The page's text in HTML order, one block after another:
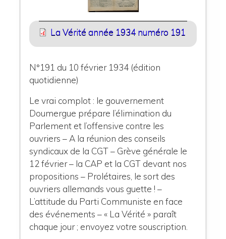
La Vérité année 1934 numéro 191
N°191 du 10 février 1934 (édition
quotidienne)
Le vrai complot : le gouvernement
Doumergue prépare l’élimination du
Parlement et l’offensive contre les
ouvriers – A la réunion des conseils
syndicaux de la CGT – Grève générale le
12 février – la CAP et la CGT devant nos
propositions – Prolétaires, le sort des
ouvriers allemands vous guette ! –
L’attitude du Parti Communiste en face
des événements – « La Vérité » paraît
chaque jour ; envoyez votre souscription.